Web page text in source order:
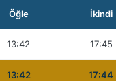
Öğle İkindi
13:42 17:45
13:42 17:44